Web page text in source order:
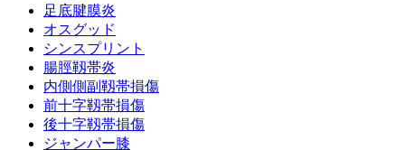
足底腱膜炎
オスグッド
シンスプリント
腸脛靱帯炎
内側側副靱帯損傷
前十字靱帯損傷
後十字靱帯損傷
ジャンパー膝